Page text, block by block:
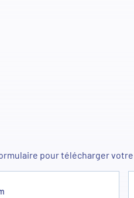
pour télécharger